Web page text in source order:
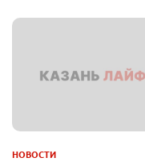
НОВОСТИ